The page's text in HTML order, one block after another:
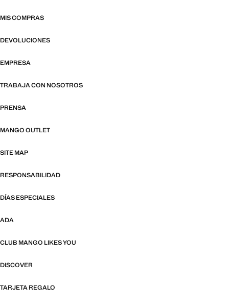
MIS COMPRAS
DEVOLUCIONES
EMPRESA
TRABAJA CON NOSOTROS
PRENSA
MANGO OUTLET
SITE MAP
RESPONSABILIDAD
DÍAS ESPECIALES
ADA
CLUB MANGO LIKES YOU
DISCOVER
TARJETA REGALO